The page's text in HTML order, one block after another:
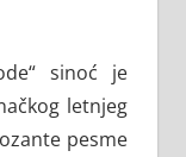
sinoć je
letnjeg
pesme